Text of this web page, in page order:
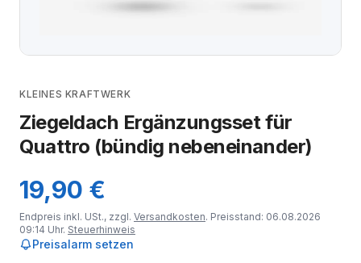
KLEINES KRAFTWERK
Ziegeldach Ergänzungsset für
Quattro (bündig nebeneinander)
19,90 €
Endpreis inkl. USt., zzgl. Versandkosten. Preisstand: 06.08.2026
09:14 Uhr. Steuerhinweis
Preisalarm setzen